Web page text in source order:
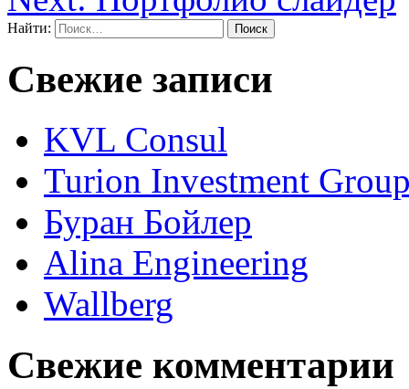
Найти:
Свежие записи
KVL Consul
Turion Investment
Буран Бойлер
Alina Engineering
Wallberg
Свежие комментарии